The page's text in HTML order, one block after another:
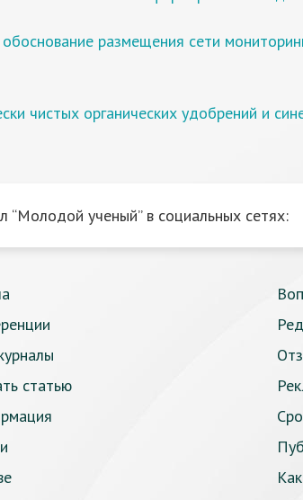
размещения сети
чистых органических удобрений и
“Молодой ученый” в социальных сетях:
статью